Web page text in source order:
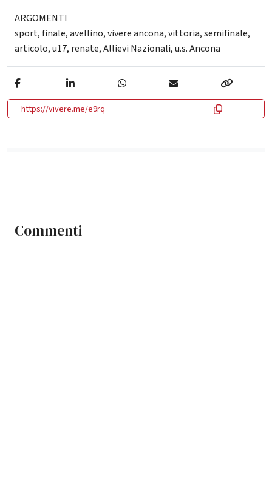
ARGOMENTI
sport,finale,avellino,vivere ancona,vittoria,semifinale,
articolo,u17, renate,Allievi Nazionali,u.s. Ancona
https://vivere.me/e9rq
Commenti